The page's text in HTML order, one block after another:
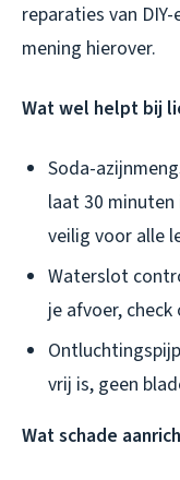
reparaties van
mening hierover.
Wat wel helpt bij
Soda-
laat 30
veilig voor alle
Waterslot
je afvoer,
vrij is, geen
Wat schade